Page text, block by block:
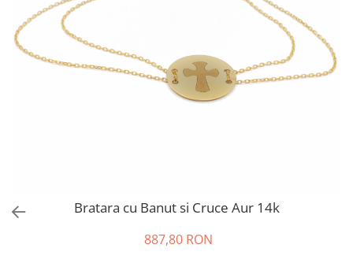
Bratara cu Banut si Cruce Aur 14k
887,80 RON